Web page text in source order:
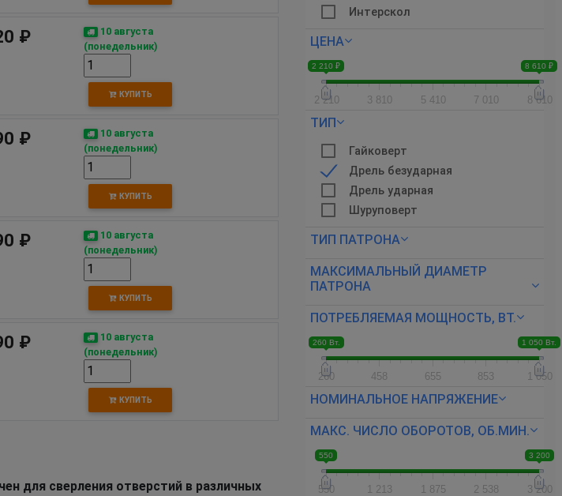
Интерскол
ЦЕНА
2 210 ₽ 8 610 ₽
2 210 3 810 5 410 7 010 8 610
ТИП
Гайковерт
Дрель безударная
Дрель ударная
Шуруповерт
ТИП ПАТРОНА
МАКСИМАЛЬНЫЙ ДИАМЕТР
ПАТРОНА
ПОТРЕБЛЯЕМАЯ МОЩНОСТЬ, ВТ.
260 Вт. 1 050 Вт.
260 458 655 853 1 050
НОМИНАЛЬНОЕ НАПРЯЖЕНИЕ
МАКС. ЧИСЛО ОБОРОТОВ, ОБ.МИН.
550 3 200
550 1 213 1 875 2 538 3 200
₽
10 августа
(понедельник)
КУПИТЬ
₽
10 августа
(понедельник)
КУПИТЬ
₽
10 августа
(понедельник)
КУПИТЬ
₽
10 августа
(понедельник)
КУПИТЬ
для сверления отверстий в различных